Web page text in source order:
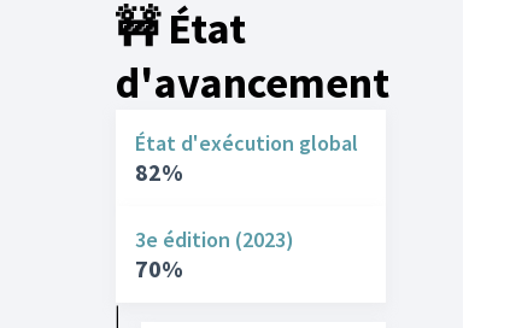
🚧 État
d'avancement
État d'exécution global
82%
3e édition (2023)
70%